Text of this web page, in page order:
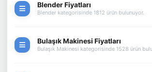
Blender Fiyatları
Blender kategorisinde 1812 ürün bulunuyor.
Bulaşık Makinesi Fiyatları
Bulaşık Makinesi kategorisinde 1528 ürün